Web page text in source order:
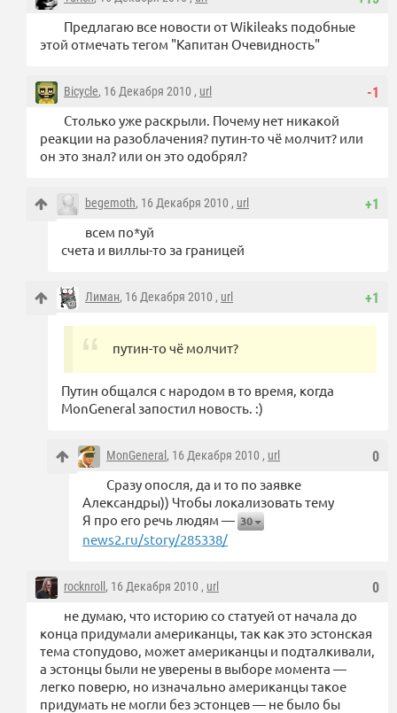
Предлагаю все новости от Wikileaks подобные
этой отмечать тегом "Капитан Очевидность"
-1
Bicycle, 16 Декабря 2010 , url
Столько уже раскрыли. Почему нет никакой
реакции на разоблачения? путин-то чё молчит? или
он это знал? или он это одобрял?
+1
begemoth, 16 Декабря 2010 , url
всем по*уй
счета и виллы-то за границей
+1
Лиман, 16 Декабря 2010 , url
путин-то чё молчит?
Путин общался с народом в то время, когда
MonGeneral запостил новость. :)
0
MonGeneral , 16 Декабря 2010 , url
Сразу опосля, да и то по заявке
Александры)) Чтобы локализовать тему
Я про его речь людям — 30
news2.ru/story/285338/
0
rocknroll , 16 Декабря 2010 , url
не думаю, что историю со статуей от начала до
конца придумали американцы, так как это эстонская
тема стопудово, может американцы и подталкивали,
а эстонцы были не уверены в выборе момента —
легко поверю, но изначально американцы такое
придумать не могли без эстонцев — не было бы